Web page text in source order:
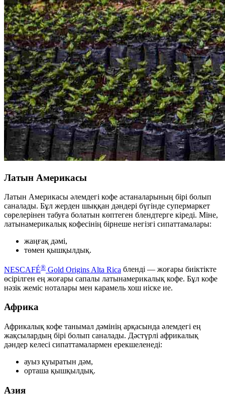
Латын Америкасы
Латын Америкасы әлемдегі кофе астаналарының бірі болып
саналады. Бұл жерден шыққан дәндері бүгінде супермаркет
сөрелерінен табуға болатын көптеген блендтерге кіреді. Міне,
латынамерикалық кофесінің бірнеше негізгі сипаттамалары:
жаңғақ дәмі,
төмен қышқылдық.
NESCAFÉ® Gold Origins Alta Rica бленді — жоғары биіктікте
өсірілген ең жоғары сапалы латынамерикалық кофе. Бұл кофе
нәзік жеміс ноталары мен карамель хош иіске ие.
Африка
Африкалық кофе танымал дәмінің арқасында әлемдегі ең
жақсылардың бірі болып саналады. Дәстүрлі африкалық
дәндер келесі сипаттамалармен ерекшеленеді:
ауыз қуыратын дәм,
орташа қышқылдық.
Азия